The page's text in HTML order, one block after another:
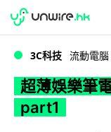
超薄娛
WWDC 2026
3C科技 流動電腦
超薄娛樂筆
part1